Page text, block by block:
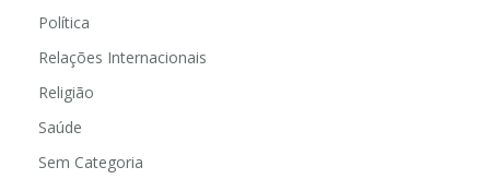
Política
Relações Internacionais
Religião
Saúde
Sem Categoria